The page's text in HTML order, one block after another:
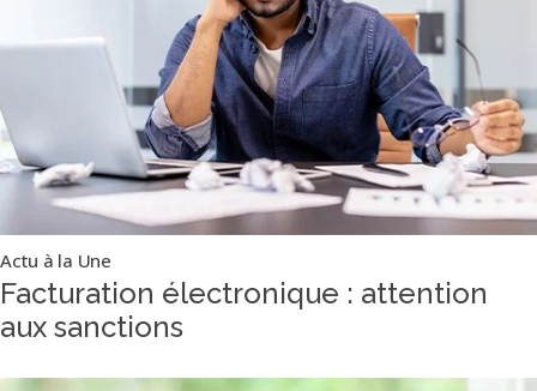
Actu à la Une
Facturation électronique : attention
aux sanctions